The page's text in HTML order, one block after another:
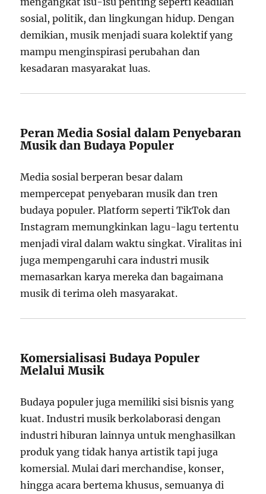
sosial, politik, dan lingkungan hidup. Dengan
demikian, musik menjadi suara kolektif yang
mampu menginspirasi perubahan dan
kesadaran masyarakat luas.
Peran Media Sosial dalam Penyebaran
Musik dan Budaya Populer
Media sosial berperan besar dalam
mempercepat penyebaran musik dan tren
budaya populer. Platform seperti TikTok dan
Instagram memungkinkan lagu-lagu tertentu
menjadi viral dalam waktu singkat. Viralitas ini
juga mempengaruhi cara industri musik
memasarkan karya mereka dan bagaimana
musik di terima oleh masyarakat.
Komersialisasi Budaya Populer
Melalui Musik
Budaya populer juga memiliki sisi bisnis yang
kuat. Industri musik berkolaborasi dengan
industri hiburan lainnya untuk menghasilkan
produk yang tidak hanya artistik tapi juga
komersial. Mulai dari merchandise, konser,
hingga acara bertema khusus, semuanya di